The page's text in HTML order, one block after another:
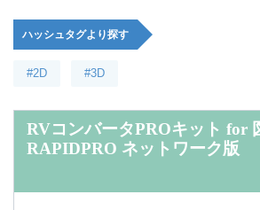
ハッシュタグより探す
#2D #3D
RVコンバータPROキット for
RAPIDPRO ネットワーク版